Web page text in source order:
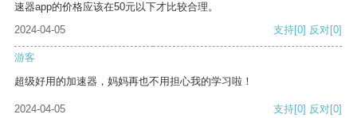
速器app的价格应该在50元以下才比较合理。
2024-04-05
支持[0] 反对[0]
游客
超级好用的加速器，妈妈再也不用担心我的学习啦！
2024-04-05 支持[0] 反对[0]